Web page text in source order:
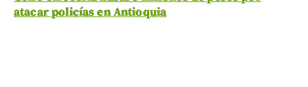
atacar policías en Antioquia